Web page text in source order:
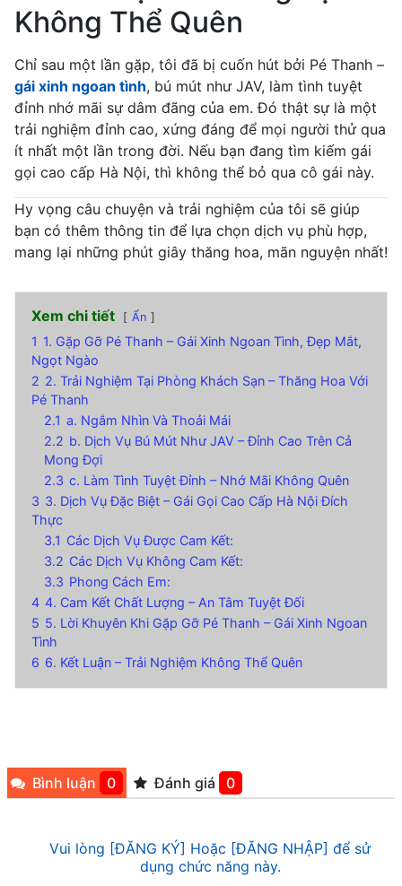
Không Thể Quên
Chỉ sau một lần gặp, tôi đã bị cuốn hút bởi Pé Thanh –
gái xinh ngoan tình, bú mút như JAV, làm tình tuyệt
đỉnh nhớ mãi sự dâm đãng của em. Đó thật sự là một
trải nghiệm đỉnh cao, xứng đáng để mọi người thử qua
ít nhất một lần trong đời. Nếu bạn đang tìm kiếm gái
gọi cao cấp Hà Nội, thì không thể bỏ qua cô gái này.
Hy vọng câu chuyện và trải nghiệm của tôi sẽ giúp
bạn có thêm thông tin để lựa chọn dịch vụ phù hợp,
mang lại những phút giây thăng hoa, mãn nguyện nhất!
Xem chi tiết Ẩn
1 1. Gặp Gỡ Pé Thanh – Gái Xinh Ngoan Tình, Đẹp Mắt,
Ngọt Ngào
2 2. Trải Nghiệm Tại Phòng Khách Sạn – Thăng Hoa Với
Pé Thanh
2.1 a. Ngắm Nhìn Và Thoải Mái
2.2 b. Dịch Vụ Bú Mút Như JAV – Đỉnh Cao Trên Cả
Mong Đợi
2.3 c. Làm Tình Tuyệt Đỉnh – Nhớ Mãi Không Quên
3 3. Dịch Vụ Đặc Biệt – Gái Gọi Cao Cấp Hà Nội Đích
Thực
3.1 Các Dịch Vụ Được Cam Kết:
3.2 Các Dịch Vụ Không Cam Kết:
3.3 Phong Cách Em:
4 4. Cam Kết Chất Lượng – An Tâm Tuyệt Đối
5 5. Lời Khuyên Khi Gặp Gỡ Pé Thanh – Gái Xinh Ngoan
Tình
6 6. Kết Luận – Trải Nghiệm Không Thể Quên
Bình luận 0 Đánh giá 0
Vui lòng [ĐĂNG KÝ] Hoặc [ĐĂNG NHẬP] để sử
dụng chức năng này.